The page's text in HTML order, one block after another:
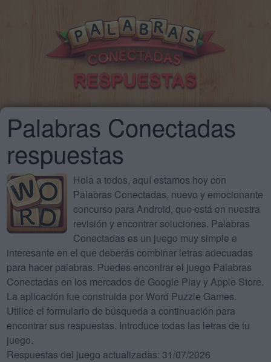
Palabras Conectadas
respuestas
Hola a todos, aquí estamos hoy con
Palabras Conectadas, nuevo y emocionante
concurso para Android, que está en nuestra
revisión y encontrar soluciones. Palabras
Conectadas es un juego muy simple e
interesante en el que deberás combinar letras adecuadas
para hacer palabras. Puedes encontrar el juego Palabras
Conectadas en los mercados de Google Play y Apple Store.
La aplicación fue construida por Word Puzzle Games.
Utilice el formulario de búsqueda a continuación para
encontrar sus respuestas. Introduce todas las letras de tu
juego.
Respuestas del juego actualizadas: 31/07/2026